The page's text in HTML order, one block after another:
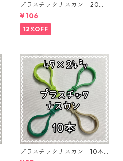
プラスチックナスカン 20本
入り【PK-20】
¥106
12%OFF
プラスチックナスカン 10本
入り【PK-10】